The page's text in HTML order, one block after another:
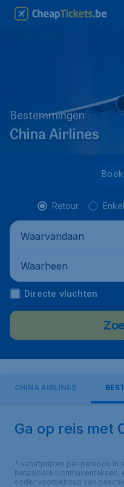
Bestemmingen
China Airlines
Retour
Waarvandaan
Waarheen
Directe vluchten
CHINA AIRLINES
Ga op reis met
* vanafprijzen per persoon in
betaalbare luchthaventaksen,
onder voorbehoud van